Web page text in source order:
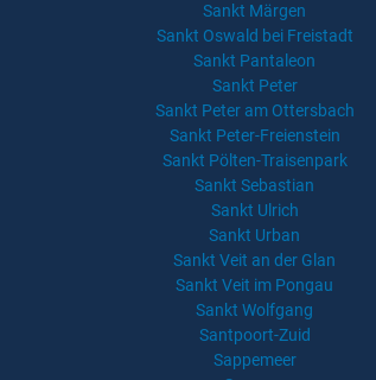
Sankt Märgen
Sankt Oswald bei Freistadt
Sankt Pantaleon
Sankt Peter
Sankt Peter am Ottersbach
Sankt Peter-Freienstein
Sankt Pölten-Traisenpark
Sankt Sebastian
Sankt Ulrich
Sankt Urban
Sankt Veit an der Glan
Sankt Veit im Pongau
Sankt Wolfgang
Santpoort-Zuid
Sappemeer